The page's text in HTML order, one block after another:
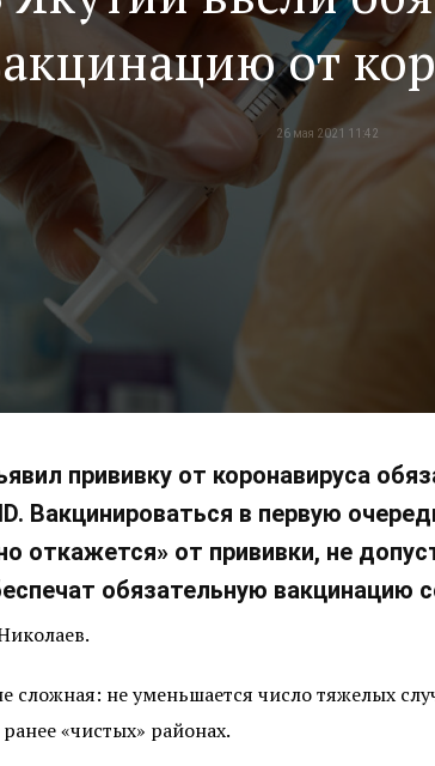
от
26 мая 2021 11:42
прививку от коронавируса
Вакцинироваться в первую
откажется» от прививки, не
обязательную вакцинацию
сложная: не уменьшается число тяжелых
«чистых» районах.